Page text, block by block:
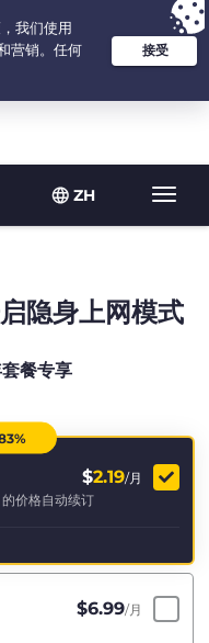
ZH
years at $2.19
隐身上网模式
餐专享
$2.19/月
的价格自动续订
$6.99/月